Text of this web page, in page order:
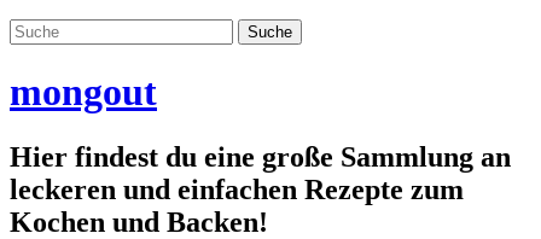
mongout
Hier findest du eine große Sammlung an
leckeren und einfachen Rezepte zum
Kochen und Backen!